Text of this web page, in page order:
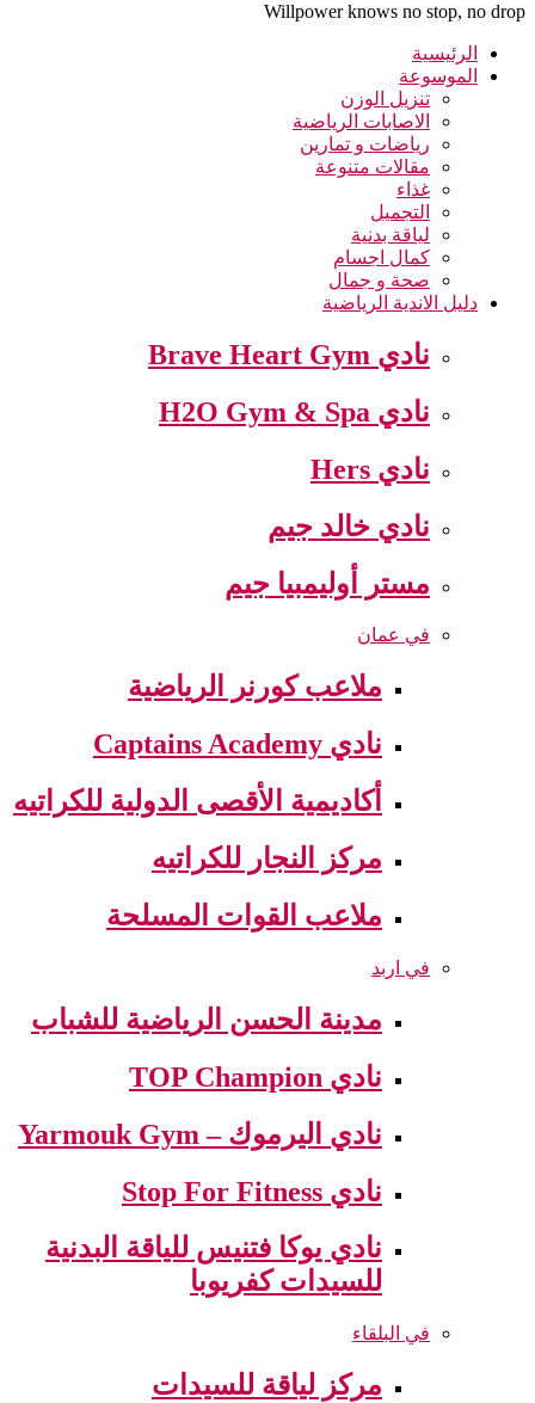
المحتوى
Willpower knows no stop, no drop
الرئيسية
الموسوعة
تنزيل الوزن
الاصابات الرياضية
رياضات و تمارين
مقالات متنوعة
غذاء
التجميل
لياقة بدنية
كمال اجسام
صحة و جمال
دليل الاندية الرياضية
نادي Brave Heart Gym
نادي H2O Gym & Spa
نادي Hers
نادي خالد جيم
مستر أوليمبيا جيم
في عمان
ملاعب كورنر الرياضية
نادي Captains Academy
أكاديمية الأقصى الدولية للكراتيه
مركز النجار للكراتيه
ملاعب القوات المسلحة
في اربد
مدينة الحسن الرياضية للشباب
نادي TOP Champion
نادي اليرموك – Yarmouk Gym
نادي Stop For Fitness
نادي يوكا فتنيس للياقة البدنية
للسيدات كفريوبا
في البلقاء
مركز لياقة للسيدات